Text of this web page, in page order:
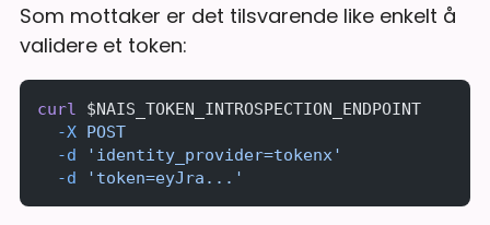
Som mottaker er det tilsvarende like enkelt å
validere et token:
curl
$NAIS_TOKEN_INTROSPECTION_ENDPOINT
  -X
POST
  -d
'identity_provider=tokenx'
  -d
'token=eyJra...'